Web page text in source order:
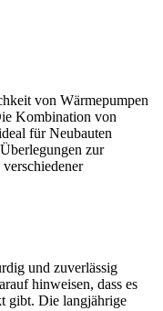
von Wärmepumpen
Kombination von
für Neubauten
zur
und zuverlässig
hinweisen, dass es
gibt. Die langjährige